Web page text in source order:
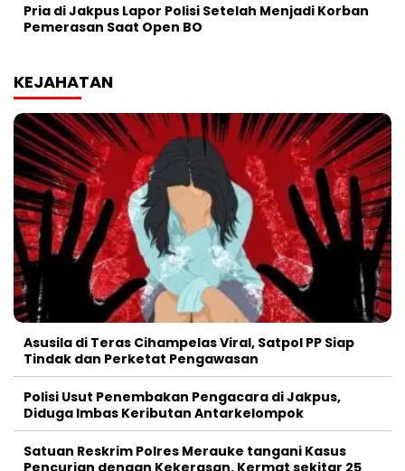
Pria di Jakpus Lapor Polisi Setelah Menjadi Korban
Pemerasan Saat Open BO
KEJAHATAN
Asusila di Teras Cihampelas Viral, Satpol PP Siap
Tindak dan Perketat Pengawasan
Polisi Usut Penembakan Pengacara di Jakpus,
Diduga Imbas Keributan Antarkelompok
Satuan Reskrim Polres Merauke tangani Kasus
Pencurian dengan Kekerasan, Kermat sekitar 25